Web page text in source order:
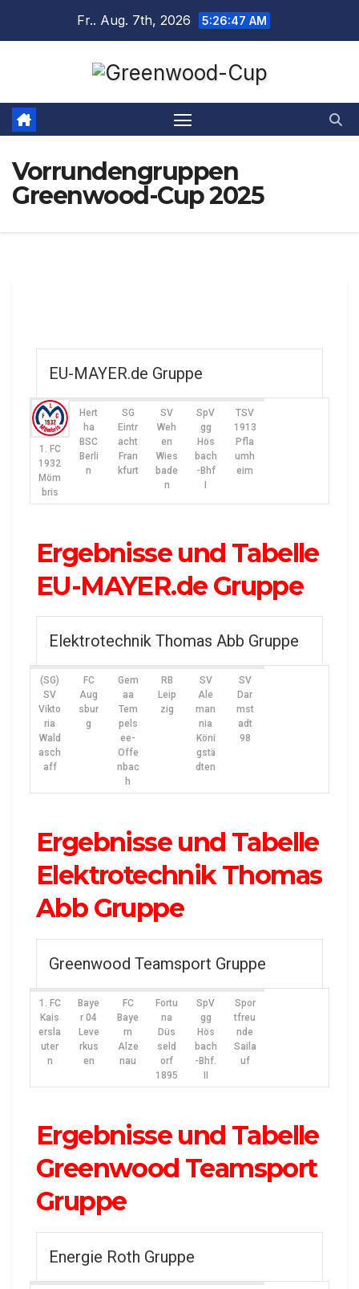
Fr.. Aug. 7th, 2026 5:26:48 AM
Vorrundengruppen
Greenwood-Cup 2025
EU-MAYER.de Gruppe
1. FC
1932
Möm
bris
Hert
ha
BSC
Berli
n
SG
Eintr
acht
Fran
kfurt
SV
Weh
en
Wies
bade
n
SpV
gg
Hös
bach
-Bhf
TSV
1913
Pfla
umh
eim
Ergebnisse und Tabelle
EU-MAYER.de Gruppe
Elektrotechnik Thomas Abb Gruppe
(SG)
SV
Vikto
ria
Wald
asch
aff
FC
Aug
sbur
g
Gem
aa
Tem
pels
ee-
Offe
nbac
h
RB
Leip
zig
SV
Ale
man
nia
Köni
gstä
dten
SV
Dar
mst
adt
98
Ergebnisse und Tabelle
Elektrotechnik Thomas
Abb Gruppe
Greenwood Teamsport Gruppe
1. FC
Kais
ersla
uter
n
Baye
r 04
Leve
rkus
en
FC
Baye
rn
Alze
nau
Fortu
na
Düs
seld
orf
1895
SpV
gg
Hös
bach
-Bhf.
II
Spor
tfreu
nde
Saila
uf
Ergebnisse und Tabelle
Greenwood Teamsport
Gruppe
Energie Roth Gruppe